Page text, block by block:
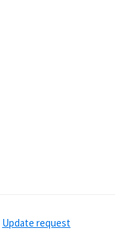
Update request